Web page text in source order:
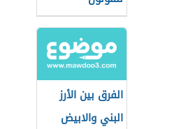
الفرق بين الأرز
البني والابيض